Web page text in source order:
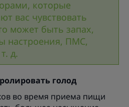
которые
вас чувствовать
может быть запах,
настроения, ПМС,
д.
голод
во время приема пищи